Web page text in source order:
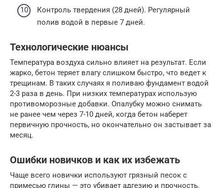
Контроль твердения (28 дней). Регулярный
полив водой в первые 7 дней.
Технологические нюансы
Температура воздуха сильно влияет на результат. Если
жарко, бетон теряет влагу слишком быстро, что ведет к
трещинам. В таких случаях я поливаю фундамент водой
2-3 раза в день. При низких температурах использую
противоморозные добавки. Опалубку можно снимать
не ранее чем через 7-10 дней, когда бетон наберет
первичную прочность, но окончательно он застывает за
месяц.
Ошибки новичков и как их избежать
Чаще всего новички используют грязный песок с
примесью глины — это убивает адгезию и прочность.